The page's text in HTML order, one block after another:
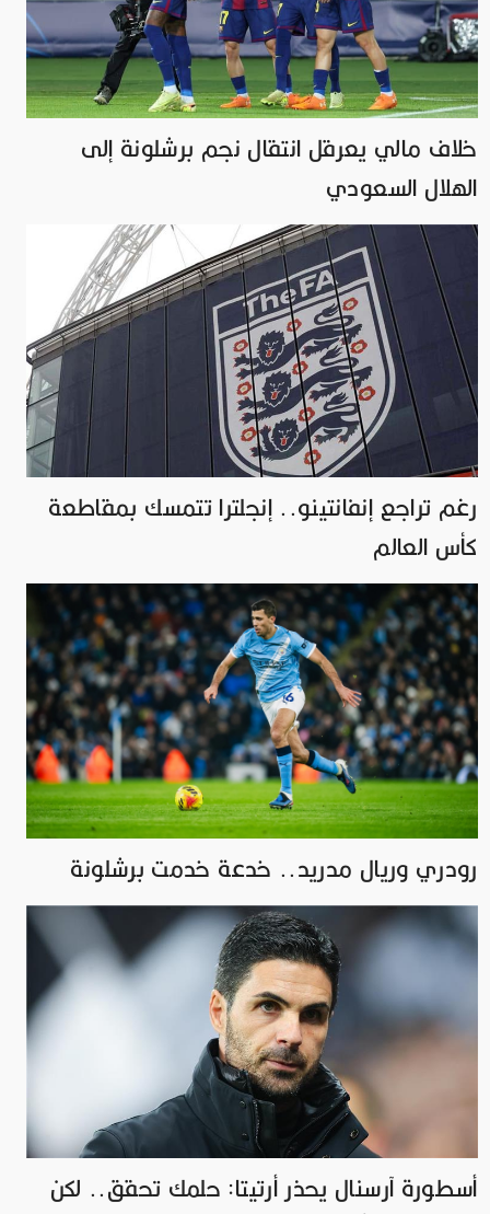
خلاف مالي يعرقل انتقال نجم برشلونة إلى
الهلال السعودي
رغم تراجع إنفانتينو.. إنجلترا تتمسك بمقاطعة
كأس العالم
رودري وريال مدريد.. خدعة خدمت برشلونة
أسطورة آرسنال يحذر أرتيتا: حلمك تحقق.. لكن